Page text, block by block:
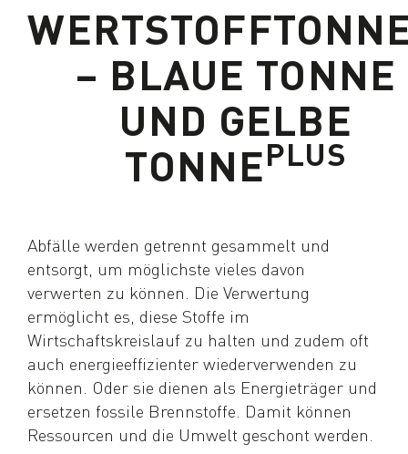
– BLAUE TONNE
UND GELBE
TONNEPLUS
Abfälle werden getrennt gesammelt und
entsorgt, um möglichste vieles davon
verwerten zu können. Die Verwertung
ermöglicht es, diese Stoffe im
Wirtschaftskreislauf zu halten und zudem oft
auch energieeffizienter wiederverwenden zu
können. Oder sie dienen als Energieträger und
ersetzen fossile Brennstoffe. Damit können
Ressourcen und die Umwelt geschont werden.